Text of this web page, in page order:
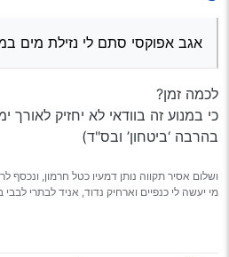
אגב אפוקסי סתם לי נזילת מים
לכמה זמן?
כי במנוע זה בוודאי לא יחזיק לאורך
בהרבה ‘ביטחון’ ובס"ד)
ושלום אסיר תקווה נותן דמעיו כטל חרמון, ונכסף
מי יעשה לי כנפיים וארחיק נדוד, אניד לבתרי לבבי